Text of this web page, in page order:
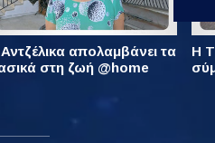
απολαμβάνει τα
στη ζωή @home
Η